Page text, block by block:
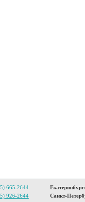
665-2644
926-2644
Екатеринбург:
Санкт-